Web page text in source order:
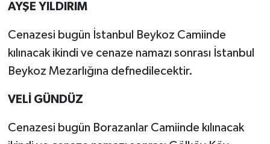
AYŞE YILDIRIM
Cenazesi bugün İstanbul Beykoz Camiinde
kılınacak ikindi ve cenaze namazı sonrası İstanbul
Beykoz Mezarlığına defnedilecektir.
VELİ GÜNDÜZ
Cenazesi bugün Borazanlar Camiinde kılınacak